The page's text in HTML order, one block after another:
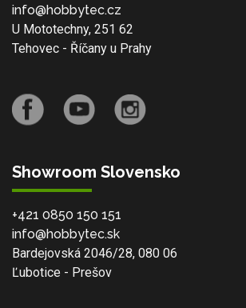
info@hobbytec.cz
U Mototechny, 251 62
Tehovec - Říčany u Prahy
Showroom Slovensko
+421 0850 150 151
info@hobbytec.sk
Bardejovská 2046/28, 080 06
Ľubotice - Prešov